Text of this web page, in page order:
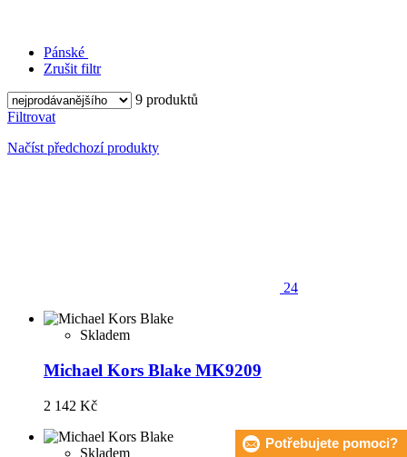
Pánské
Zrušit filtr
9 produktů
Filtrovat
Načíst předchozí produkty
24
Skladem
Michael Kors Blake MK9209
2 142 Kč
Skladem
Potřebujete pomoci?